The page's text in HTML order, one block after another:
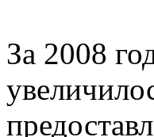
За 2008